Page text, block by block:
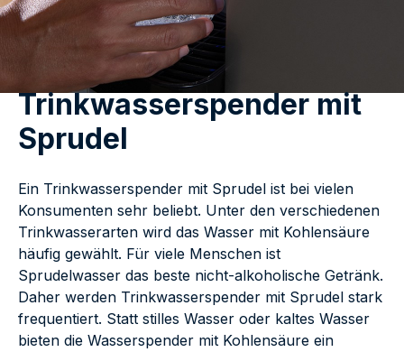
Trinkwasserspender mit
Sprudel
Ein Trinkwasserspender mit Sprudel ist bei vielen
Konsumenten sehr beliebt. Unter den verschiedenen
Trinkwasserarten wird das Wasser mit Kohlensäure
häufig gewählt. Für viele Menschen ist
Sprudelwasser das beste nicht-alkoholische Getränk.
Daher werden Trinkwasserspender mit Sprudel stark
frequentiert. Statt stilles Wasser oder kaltes Wasser
bieten die Wasserspender mit Kohlensäure ein